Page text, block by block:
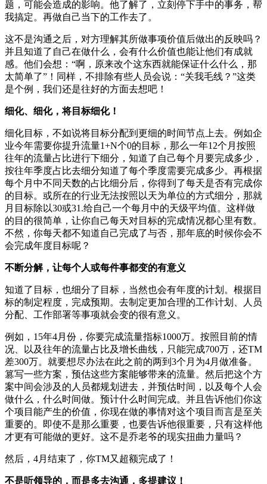
题，可能会造成的影响。他了解了，立刻停下手中的事务，帮
我搞定。再做自己当下的工作去了。
这不是沟通之后，对方理解其所做事项价值后做出的反映吗？
并且知道了自己在做什么，会有什么价值也能让他们有成就
感。他们会想：“啊，原来改个这东西就能保证什么什么，那
太简单了”！同样，不排除有些人员会说：“关我毛线？”这类
是个例，我们还是往好的方面去想吧！
细化、细化，将目标细化！
细化目标，不如说将目标分配到更细的时间节点上去。例如企
业今年需要你提升流量1+N个0的目标，那么一年12个月按照
往年的流量占比进行下细分，知道了自己每个月要完成多少，
按往年季度占比去细分知道了每个季度需要完成多少。再根据
每个月中不同天数的占比细分后，你得到了每天是否有完成你
的目标。或所在的行业无法按照以天为单位的方式细分，那就
月目标除以30或31.给自己一个每月中的天级平均值。这样做
的目的很简单，让你自己每天对目标的完成情况都心里有数。
不然，你每天都不知道自己完成了与否，那年底的时候你会不
会完成年度目标呢？
不断分解，让每个人或每件事都变的有意义
知道了目标，也细分了目标，当然也会有年度的计划。根据目
标的制定程度，完成预期。去制定更加合理的工作计划、人员
分配、工作部署等事项就会变的很有意义。
例如，15年4月份，你要完成流量指标1000万。按照目前的情
况、以及往年的流量占比及增长曲线，只能完成700万，还TM
差300万。就要想尽办法在此之前的两到3个月为4月做准备。
篡写一些方案，预估这些方案能够带来的流量。然后把这个方
案中间会涉及的人员都规划进去，并预估时间，以及每个人会
做什么，什么时间做。预计什么时间完成。并且告诉他们你这
个项目能产生的价值，你现在做的事情对这个项目而言是至关
重要的。即使不是那么重要，也要告诉他很重要，只有这样他
才更有可能做的更好。这不是乔老爷的现实扭曲力量吗？
然后，4月结束了，你TM又超额完成了！
不是听领导的，而是多去沟通，多提建议！